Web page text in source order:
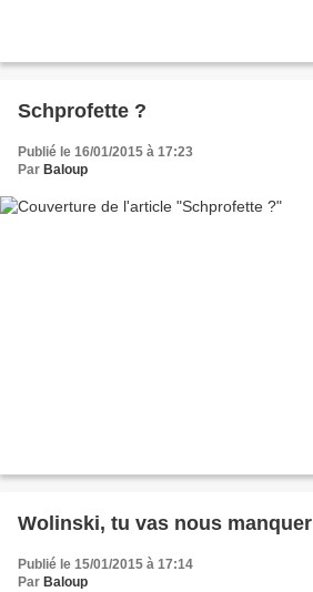
Schprofette ?
Publié le 16/01/2015 à 17:23
Par Baloup
Wolinski, tu vas nous manquer
Publié le 15/01/2015 à 17:14
Par Baloup